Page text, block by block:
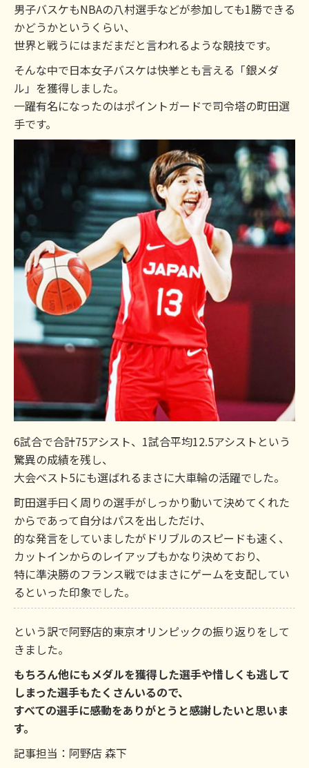
男子バスケもNBAの八村選手などが参加しても1勝できる
かどうかというくらい、
世界と戦うにはまだまだと言われるような競技です。
そんな中で日本女子バスケは快挙とも言える「銀メダ
ル」を獲得しました。
一躍有名になったのはポイントガードで司令塔の町田選
手です。
6試合で合計75アシスト、1試合平均12.5アシストという
驚異の成績を残し、
大会ベスト5にも選ばれるまさに大車輪の活躍でした。
町田選手曰く周りの選手がしっかり動いて決めてくれた
からであって自分はパスを出しただけ、
的な発言をしていましたがドリブルのスピードも速く、
カットインからのレイアップもかなり決めており、
特に準決勝のフランス戦ではまさにゲームを支配してい
るといった印象でした。
という訳で阿野店的東京オリンピックの振り返りをして
きました。
もちろん他にもメダルを獲得した選手や惜しくも逃して
しまった選手もたくさんいるので、
すべての選手に感動をありがとうと感謝したいと思いま
す。
記事担当：阿野店 森下